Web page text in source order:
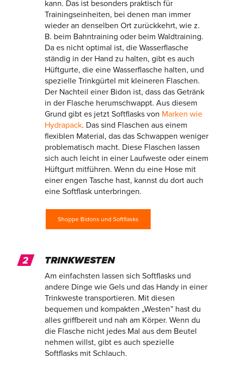
kann. Das ist besonders praktisch für
Trainingseinheiten, bei denen man immer
wieder an denselben Ort zurückkehrt, wie z.
B. beim Bahntraining oder beim Waldtraining.
Da es nicht optimal ist, die Wasserflasche
ständig in der Hand zu halten, gibt es auch
Hüftgurte, die eine Wasserflasche halten, und
spezielle Trinkgürtel mit kleineren Flaschen.
Der Nachteil einer Bidon ist, dass das Getränk
in der Flasche herumschwappt. Aus diesem
Grund gibt es jetzt Softflasks von Marken wie
Hydrapack. Das sind Flaschen aus einem
flexiblen Material, das das Schwappen weniger
problematisch macht. Diese Flaschen lassen
sich auch leicht in einer Laufweste oder einem
Hüftgurt mitführen. Wenn du eine Hose mit
einer engen Tasche hast, kannst du dort auch
eine Softflask unterbringen.
Shoppe Bidons und Softflasks
TRINKWESTEN
Am einfachsten lassen sich Softflasks und
andere Dinge wie Gels und das Handy in einer
Trinkweste transportieren. Mit diesen
bequemen und kompakten „Westen” hast du
alles griffbereit und nah am Körper. Wenn du
die Flasche nicht jedes Mal aus dem Beutel
nehmen willst, gibt es auch spezielle
Softflasks mit Schlauch.